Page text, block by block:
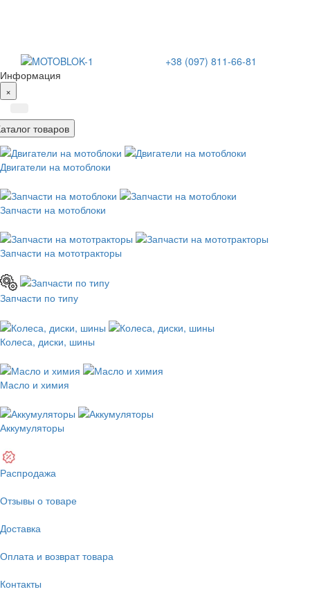
+38 (097) 811-66-81
Информация
×
товаров
Двигатели на мотоблоки
Запчасти на мотоблоки
Запчасти на мототракторы
Запчасти по типу
Колеса, диски, шины
Масло и химия
Аккумуляторы
Распродажа
Отзывы о товаре
Доставка
Оплата и возврат товара
Контакты